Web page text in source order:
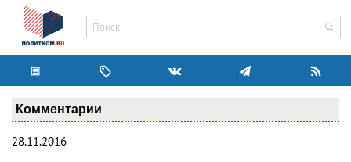
Комментарии
28.11.2016